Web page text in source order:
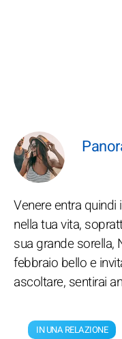
Venere entra
nella tua vita,
sua grande sorella,
febbraio bello e
ascoltare, sentirai
IN UNA RELAZIONE